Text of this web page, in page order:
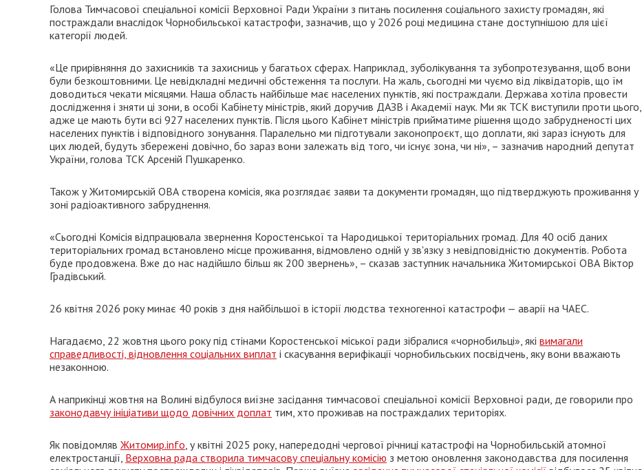
Голова Тимчасової спеціальної комісії Верховної Ради України з питань посилення соціального захисту громадян, які
постраждали внаслідок Чорнобильської катастрофи, зазначив, що у 2026 році медицина стане доступнішою для цієї
категорії людей.
«Це прирівняння до захисників та захисниць у багатьох сферах. Наприклад, зуболікування та зубопротезування, щоб вони
були безкоштовними. Це невідкладні медичні обстеження та послуги. На жаль, сьогодні ми чуємо від ліквідаторів, що їм
доводиться чекати місяцями. Наша область найбільше має населених пунктів, які постраждали. Держава хотіла провести
дослідження і зняти ці зони, в особі Кабінету міністрів, який доручив ДАЗВ і Академії наук. Ми як ТСК виступили проти цього,
адже це мають бути всі 927 населених пунктів. Після цього Кабінет міністрів прийматиме рішення щодо забрудненості цих
населених пунктів і відповідного зонування. Паралельно ми підготували законопроєкт, що доплати, які зараз існують для
цих людей, будуть збережені довічно, бо зараз вони залежать від того, чи існує зона, чи ні», – зазначив народний депутат
України, голова ТСК Арсеній Пушкаренко.
Також у Житомирській ОВА створена комісія, яка розглядає заяви та документи громадян, що підтверджують проживання у
зоні радіоактивного забруднення.
«Сьогодні Комісія відпрацювала звернення Коростенської та Народицької територіальних громад. Для 40 осіб даних
територіальних громад встановлено місце проживання, відмовлено одній у зв'язку з невідповідністю документів. Робота
буде продовжена. Вже до нас надійшло більш як 200 звернень», – сказав заступник начальника Житомирської ОВА Віктор
Градівський.
26 квітня 2026 року минає 40 років з дня найбільшої в історії людства техногенної катастрофи — аварії на ЧАЕС.
Нагадаємо, 22 жовтня цього року під стінами Коростенської міської ради зібралися «чорнобильці», які вимагали
справедливості, відновлення соціальних виплат і скасування верифікації чорнобильських посвідчень, яку вони вважають
незаконною.
А наприкінці жовтня на Волині відбулося виїзне засідання тимчасової спеціальної комісії Верховної ради, де говорили про
законодавчу ініціативи щодо довічних доплат тим, хто проживав на постраждалих територіях.
Як повідомляв Житомир.info, у квітні 2025 року, напередодні чергової річниці катастрофі на Чорнобильській атомної
електростанції, Верховна рада створила тимчасову спеціальну комісію з метою оновлення законодавства для посилення